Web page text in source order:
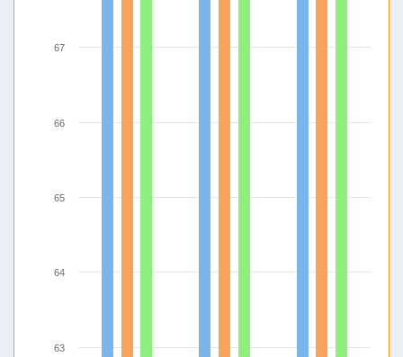
63
64
65
66
67